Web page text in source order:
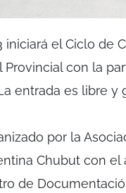
iniciará el Ciclo de
Provincial con la
entrada es libre y
por la
Chubut con
de